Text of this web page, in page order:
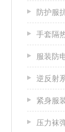
防护服
手套隔
服装防
逆反射
紧身服
压力袜